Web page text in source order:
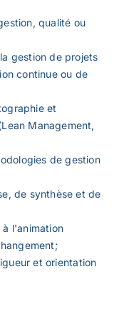
qualité ou
gestion de projets
continue ou de
et
Management,
de gestion
de synthèse et de
l'animation
et orientation